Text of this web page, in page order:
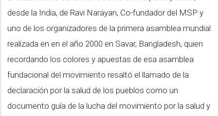
desde la India, de Ravi Narayan, Co-fundador del MSP y
uno de los organizadores de la primera asamblea mundial
realizada en en el año 2000 en Savar, Bangladesh, quien
recordando los colores y apuestas de esa asamblea
fundacional del movimiento resaltó el llamado de la
declaración por la salud de los pueblos como un
documento guía de la lucha del movimiento por la salud y